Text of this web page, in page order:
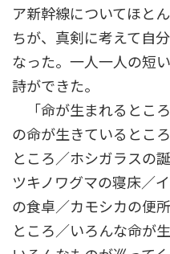
ア新幹線についてほと
ちが、真剣に考えて自
なった。一人一人の短
詩ができた。
「命が生まれるとこ
の命が生きているとこ
ところ／ホシガラスの
ツキノワグマの寝床／
の食卓／カモシカの便
ところ／いろんな命が